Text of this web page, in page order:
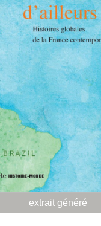
extrait généré